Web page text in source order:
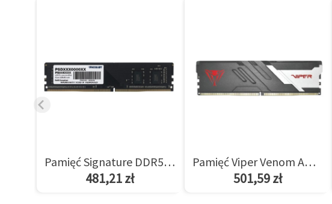
Pamięć Signature DDR5 8GB/5600(1*8GB) CL46
481,21 zł
Pamięć Viper Venom AMD 8GB/5600(1*8GB) CL36
501,59 zł